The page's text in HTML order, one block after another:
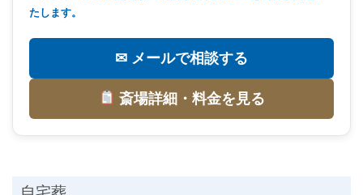
たします。
✉ メールで相談する
斎場詳細・料金を見る